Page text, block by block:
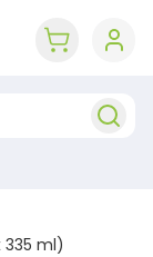
335 ml)